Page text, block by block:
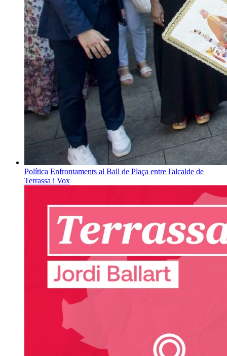
Política Enfrontaments al Ball de Plaça entre l'alcalde de
Terrassa i Vox